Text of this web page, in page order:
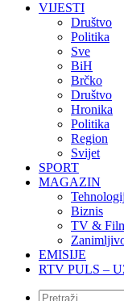
VIJESTI
Društvo
Politika
Sve
BiH
Brčko
Društvo
Hronika
Politika
Region
Svijet
SPORT
MAGAZIN
Biznis
TV &
EMISIJE
RTV PULS –